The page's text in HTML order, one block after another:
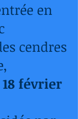
en
cendres
février